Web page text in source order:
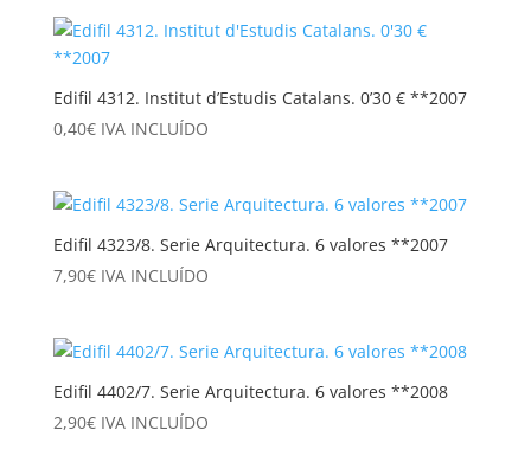
Edifil 4312. Institut d’Estudis Catalans. 0’30 € **2007
0,40€ IVA INCLUÍDO
Edifil 4323/8. Serie Arquitectura. 6 valores **2007
7,90€ IVA INCLUÍDO
Edifil 4402/7. Serie Arquitectura. 6 valores **2008
2,90€ IVA INCLUÍDO